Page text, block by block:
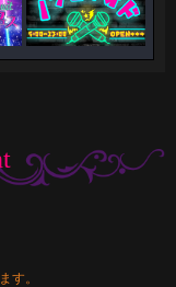
す。